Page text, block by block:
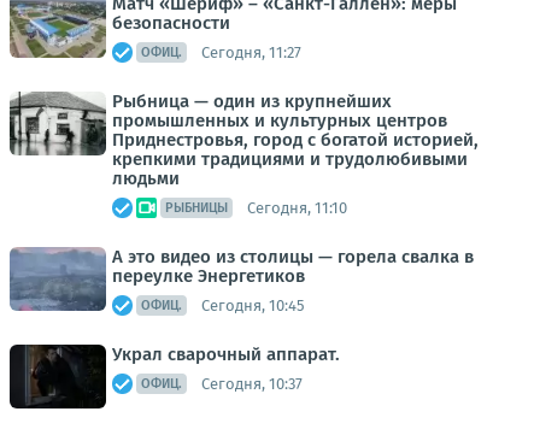
безопасности
ОФИЦ. Сегодня, 11:27
Рыбница — один из крупнейших
промышленных и культурных центров
Приднестровья, город с богатой историей,
крепкими традициями и трудолюбивыми
людьми
РЫБНИЦЫ Сегодня, 11:10
А это видео из столицы — горела свалка в
переулке Энергетиков
ОФИЦ. Сегодня, 10:45
Украл сварочный аппарат.
ОФИЦ. Сегодня, 10:37